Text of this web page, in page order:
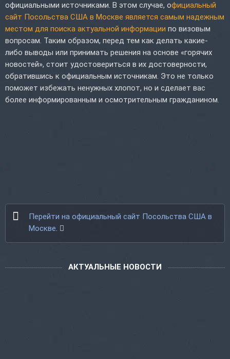
официальными источниками. В этом случае, официальный
сайт Посольства США в Москве является самым надежным
местом для поиска актуальной информации по визовым
вопросам. Таким образом, перед тем как делать какие-
либо выводы или принимать решения на основе «горячих
новостей», стоит удостовериться в их достоверности,
обратившись к официальным источникам. Это не только
поможет избежать ненужных хлопот, но и сделает вас
более информированным и осмотрительным гражданином.
Перейти на официальный сайт Посольства США в
Москве
АКТУАЛЬНЫЕ НОВОСТИ